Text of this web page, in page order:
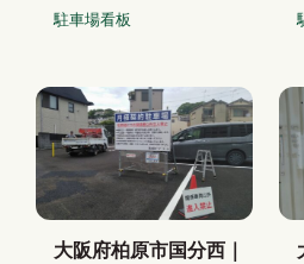
駐車場看板
大阪府柏原市国分西｜